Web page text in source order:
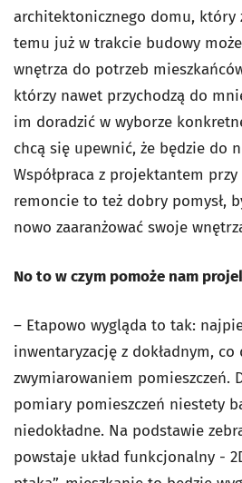
architektonicznego domu, który
temu już w trakcie budowy
wnętrza do potrzeb
którzy nawet przychodzą do
im doradzić w wyborze
chcą się upewnić, że będzie do
Współpraca z projektantem
remoncie to też dobry pomysł,
nowo zaaranżować swoje
No to w czym pomoże nam
– Etapowo wygląda to tak:
inwentaryzację z dokładnym,
zwymiarowaniem pomieszczeń.
pomiary pomieszczeń niestety
niedokładne. Na podstawie
powstaje układ funkcjonalny -